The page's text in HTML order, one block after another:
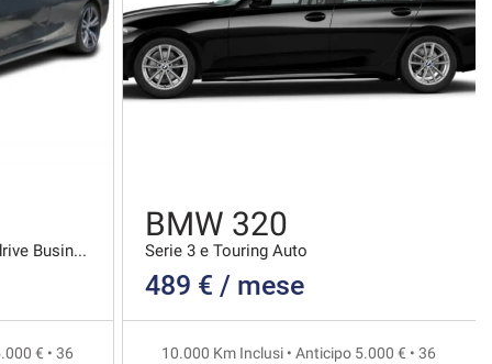
Serie 3 d Touring Mhev 48v Xdrive Business Advanta
€ • 36
BMW 320
Serie 3 e Touring Auto
489 € / mese
10.000 Km Inclusi • Anticipo 5.000 € • 36